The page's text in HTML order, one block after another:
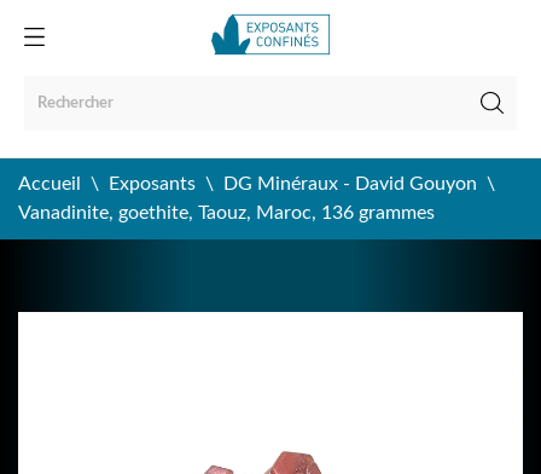
Accueil Exposants
DG Minéraux - David Gouyon
Vanadinite, goethite, Taouz, Maroc, 136 grammes